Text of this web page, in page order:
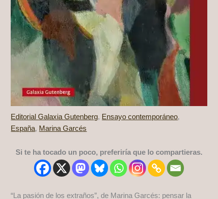
Editorial Galaxia Gutenberg, Ensayo contemporáneo,
España, Marina Garcés
Si te ha tocado un poco, preferiría que lo compartieras.
“La pasión de los extraños”, de Marina Garcés: pensar la